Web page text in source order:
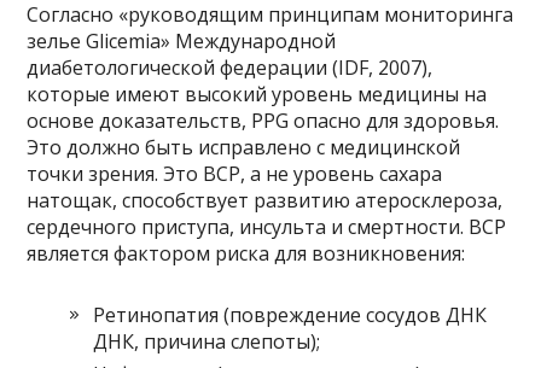
Согласно «руководящим принципам мониторинга
зелье Glicemia» Международной
диабетологической федерации (IDF, 2007),
которые имеют высокий уровень медицины на
основе доказательств, PPG опасно для здоровья.
Это должно быть исправлено с медицинской
точки зрения. Это BCP, а не уровень сахара
натощак, способствует развитию атеросклероза,
сердечного приступа, инсульта и смертности. BCP
является фактором риска для возникновения:
Ретинопатия (повреждение сосудов ДНК
ДНК, причина слепоты);